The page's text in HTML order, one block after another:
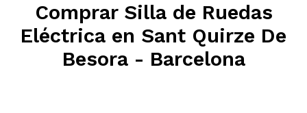
Comprar Silla de Ruedas
Eléctrica en Sant Quirze De
Besora - Barcelona